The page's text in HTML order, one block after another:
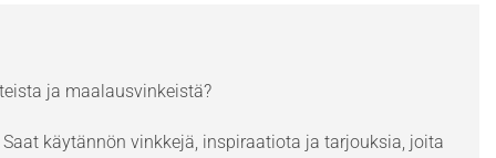
ja maalausvinkeistä?
käytännön vinkkejä, inspiraatiota ja tarjouksia, joita